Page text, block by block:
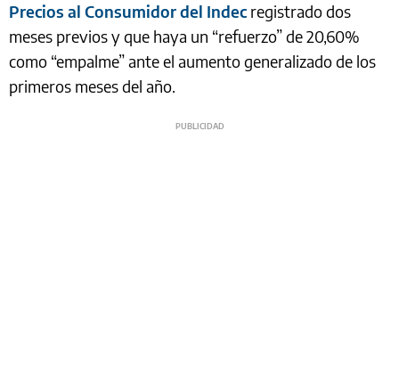
Precios al Consumidor del Indec registrado dos
meses previos y que haya un “refuerzo” de 20,60%
como “empalme” ante el aumento generalizado de los
primeros meses del año.